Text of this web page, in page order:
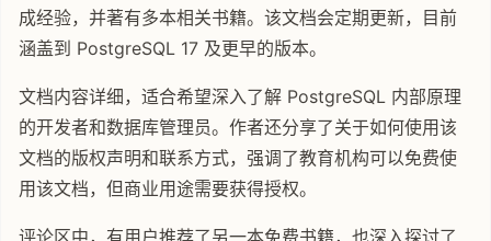
成经验，并著有多本相关书籍。该文档会定期更新，目前
涵盖到 PostgreSQL 17 及更早的版本。
文档内容详细，适合希望深入了解 PostgreSQL 内部原理
的开发者和数据库管理员。作者还分享了关于如何使用该
文档的版权声明和联系方式，强调了教育机构可以免费使
用该文档，但商业用途需要获得授权。